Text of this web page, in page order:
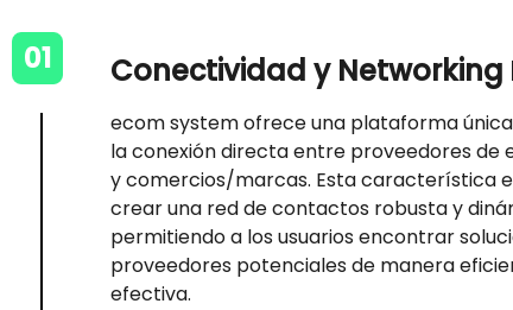
01 Conectividad y Networking
ecom system ofrece una plataforma
la conexión directa entre proveedores
y comercios/marcas. Esta característica
crear una red de contactos robusta y
permitiendo a los usuarios encontrar
proveedores potenciales de manera
efectiva.